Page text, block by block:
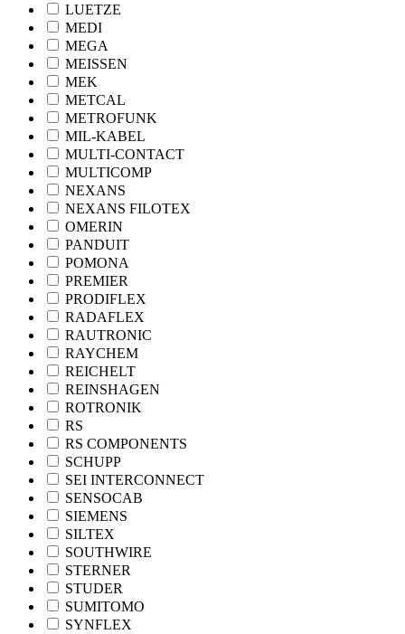
LUETZE
MEDI
MEGA
MEISSEN
MEK
METCAL
METROFUNK
MIL-KABEL
MULTI-CONTACT
MULTICOMP
NEXANS
NEXANS FILOTEX
OMERIN
PANDUIT
POMONA
PREMIER
PRODIFLEX
RADAFLEX
RAUTRONIC
RAYCHEM
REICHELT
REINSHAGEN
ROTRONIK
RS
RS COMPONENTS
SCHUPP
SEI INTERCONNECT
SENSOCAB
SIEMENS
SILTEX
SOUTHWIRE
STERNER
STUDER
SUMITOMO
SYNFLEX